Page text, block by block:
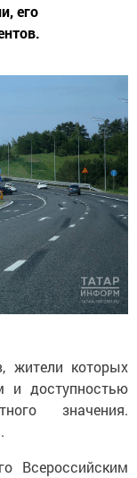
его
жители которых
и доступностью
значения.
Всероссийским